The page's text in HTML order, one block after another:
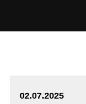
02.07.2025